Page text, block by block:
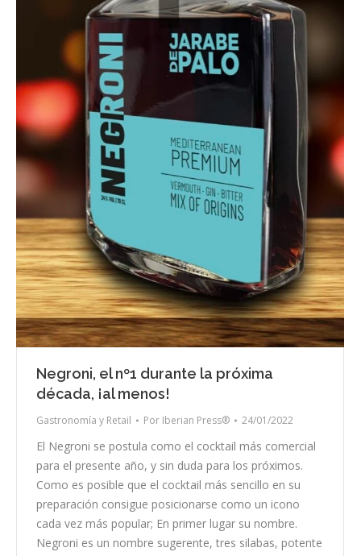
Negroni, el nº1 durante la próxima
década, ¡al menos!
Gastronomía y Retail Por Iberian Press® 24/01/2022
El Negroni se postula como el cocktail más comercial
para el presente año, y sin duda para los próximos.
Como es posible que el cocktail más sencillo en su
preparación consigue posicionarse como un icono
cada vez más popular; En primer lugar su nombre.
Negroni es un nombre sugerente, tres silabas, potente